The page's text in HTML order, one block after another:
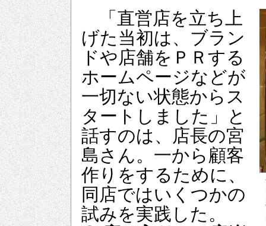
「直営店を立ち上
げた当初は、ブラン
ドや店舗をＰＲする
ホームページなどが
一切ない状態からス
タートしました」と
話すのは、店長の宮
島さん。一から顧客
作りをするために、
同店ではいくつかの
試みを実践した。